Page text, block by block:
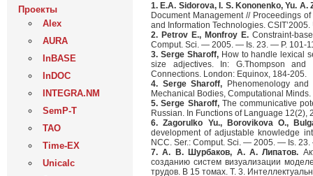
Проекты
Alex
AURA
InBASE
InDOC
INTEGRA.NM
SemP-T
ТАО
Time-EX
Unicalc
1. E.A. Sidorova, I. S. Kononenko, Yu. A.
Document Management // Proceedings
and Information Technologies.
2. Petrov E., Monfroy E.Constraint-
Comput. Sci. — 2005. — Is. 23. — P. 101-
3. Serge Sharoff,How to handle lexical
size adjectives. In: G.Thompson and
Connections. London: Equinox, 184-205.
4. Serge Sharoff, Phenomenology
Mechanical Bodies, Computational
5. Serge Sharoff,The communicative
Russian. In Functions of Language 12(2),
6. Zagorulko Yu., Borovikova O.,
development of adjustable knowledge
NCC. Ser.: Comput. Sci. — 2005. — Is.
7. А. В. Шурбаков, А. А. Липатов.
созданию систем визуализации
трудов. В 15 томах. Т. 3.